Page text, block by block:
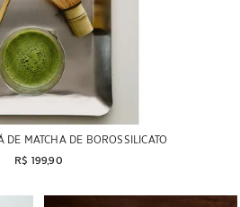
DE MATCHA DE BOROSSILICATO
R$ 199,90
Imagem alterada para 1 de 7